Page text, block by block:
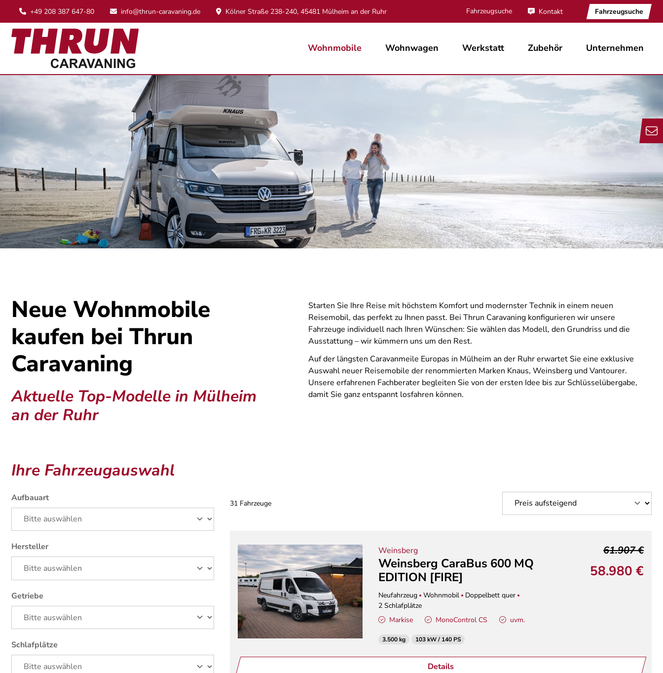
+49 208 387 647-80 info@thrun-caravaning.de Kölner Straße 238-240, 45481 Mülheim an der Ruhr Fahrzeugsuche Kontakt Fahrzeugsuche
Wohnmobile Wohnwagen Werkstatt Zubehör Unternehmen
Neue Wohnmobile
kaufen bei Thrun
Caravaning
Aktuelle Top-Modelle in Mülheim
an der Ruhr
Starten Sie Ihre Reise mit höchstem Komfort und modernster Technik in einem neuen
Reisemobil, das perfekt zu Ihnen passt. Bei Thrun Caravaning konfigurieren wir unsere
Fahrzeuge individuell nach Ihren Wünschen: Sie wählen das Modell, den Grundriss und die
Ausstattung – wir kümmern uns um den Rest.
Auf der längsten Caravanmeile Europas in Mülheim an der Ruhr erwartet Sie eine exklusive
Auswahl neuer Reisemobile der renommierten Marken Knaus, Weinsberg und Vantourer.
Unsere erfahrenen Fachberater begleiten Sie von der ersten Idee bis zur Schlüsselübergabe,
damit Sie ganz entspannt losfahren können.
Ihre Fahrzeugauswahl
Aufbauart
Hersteller
Getriebe
Schlafplätze
31 Fahrzeuge
Weinsberg
Weinsberg CaraBus 600 MQ
EDITION [FIRE]
Neufahrzeug Wohnmobil
Doppelbett quer
2 Schlafplätze
58.980 €
61.907 €
Markise MonoControl CS uvm.
3.500 kg 103 kW / 140 PS
Details